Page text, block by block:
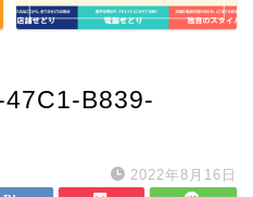
B839-
2022年8月16日